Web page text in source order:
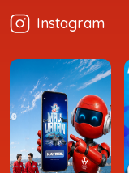
Instagram